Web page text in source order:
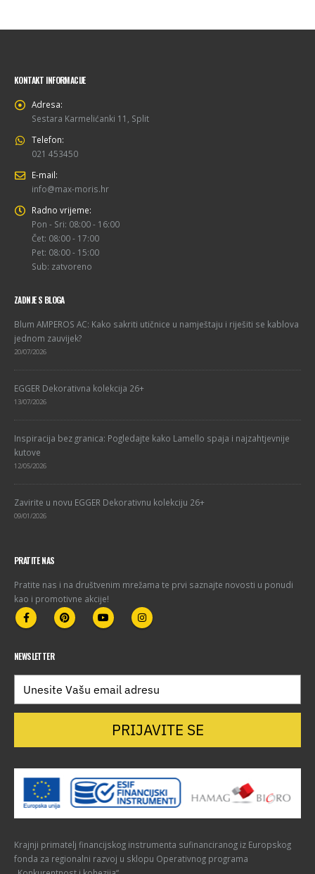
KONTAKT INFORMACIJE
Adresa:
Sestara Karmelićanki 11, Split
Telefon:
021 453450
E-mail:
info@max-moris.hr
Radno vrijeme:
Pon - Sri: 08:00 - 16:00
Čet: 08:00 - 17:00
Pet: 08:00 - 15:00
Sub: zatvoreno
ZADNJE S BLOGA
Blum AMPEROS AC: Kako sakriti utičnice u namještaju i riješiti se kablova
jednom zauvijek?
20/07/2026
EGGER Dekorativna kolekcija 26+
13/07/2026
Inspiracija bez granica: Pogledajte kako Lamello spaja i najzahtjevnije
kutove
12/05/2026
Zavirite u novu EGGER Dekorativnu kolekciju 26+
09/01/2026
PRATITE NAS
Pratite nas i na društvenim mrežama te prvi saznajte novosti u ponudi
kao i promotivne akcije!
NEWSLETTER
PRIJAVITE SE
Krajnji primatelj financijskog instrumenta sufinanciranog iz Europskog
fonda za regionalni razvoj u sklopu Operativnog programa